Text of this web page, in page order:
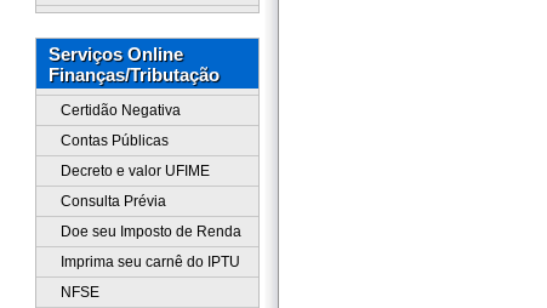
Serviços Online
Finanças/Tributação
Certidão Negativa
Contas Públicas
Decreto e valor UFIME
Consulta Prévia
Doe seu Imposto de Renda
Imprima seu carnê do IPTU
NFSE